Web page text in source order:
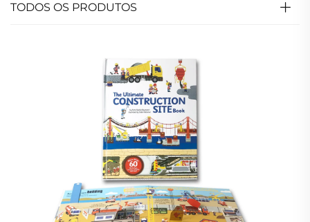
TODOS OS PRODUTOS